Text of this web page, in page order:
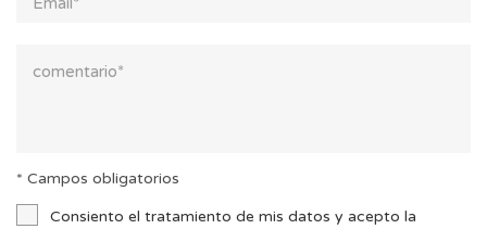
* Campos obligatorios
Consiento el tratamiento de mis datos y acepto la